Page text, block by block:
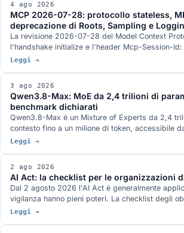
art. 437-bis del codice penale e sanzioni
omnibus.
4 ago 2026
MCP 2026-07-28: protocollo stateless,
deprecazione di Roots, Sampling e
La revisione 2026-07-28 del Model Context
l'handshake initialize e l'header Mcp-Session-
viaggia da sola e un server MCP sta dietro un
Sampling e Logging sono deprecate con dodici
Leggi →
3 ago 2026
Qwen3.8-Max: MoE da 2,4 trilioni di
benchmark dichiarati
Qwen3.8-Max è un Mixture of Experts da 2,4
contesto fino a un milione di token, accessibile
attraverso le API di Model Studio e la piattaforma
benchmark pubblicati da Qwen, dove il quadro
la serie Max finora.
Leggi →
2 ago 2026
AI Act: la checklist per le organizzazioni
Dal 2 agosto 2026 l'AI Act è generalmente
vigilanza hanno pieni poteri. La checklist degli
per chi fornisce e chi usa sistemi AI, quelli
Leggi →